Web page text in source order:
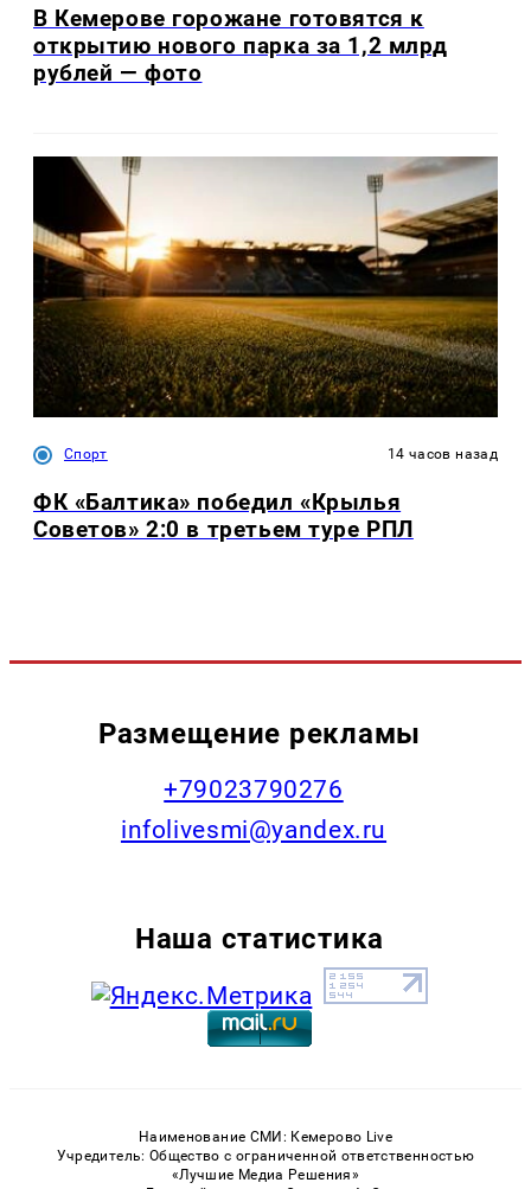
В Кемерове горожане готовятся к
открытию нового парка за 1,2 млрд
рублей — фото
Спорт 14 часов назад
ФК «Балтика» победил «Крылья
Советов» 2:0 в третьем туре РПЛ
Размещение рекламы
+79023790276
infolivesmi@yandex.ru
Наша статистика
Наименование СМИ: Кемерово Live
Учредитель: Общество с ограниченной ответственностью
«Лучшие Медиа Решения»